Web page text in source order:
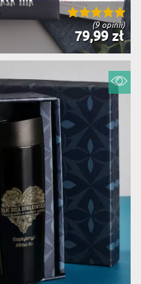
(9 opinii)
79,99 zł